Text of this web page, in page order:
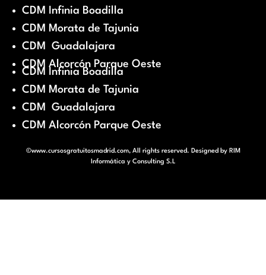
CDM Infinia Boadilla
CDM Morata de Tajunia
CDM Guadalajara
CDM Alcorcón Parque Oeste
CDM Infinia Boadilla
CDM Morata de Tajunia
CDM Guadalajara
CDM Alcorcón Parque Oeste
©www.cursosgratuitosmadrid.com, All rights reserved. Designed by RIM
Informática y Consulting S.L